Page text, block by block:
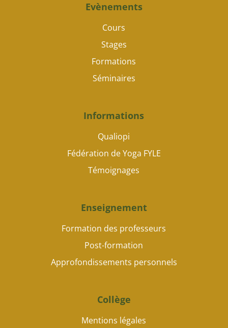
Evènements
Cours
Stages
Formations
Séminaires
Informations
Qualiopi
Fédération de Yoga FYLE
Témoignages
Enseignement
Formation des professeurs
Post-formation
Approfondissements personnels
Collège
Mentions légales